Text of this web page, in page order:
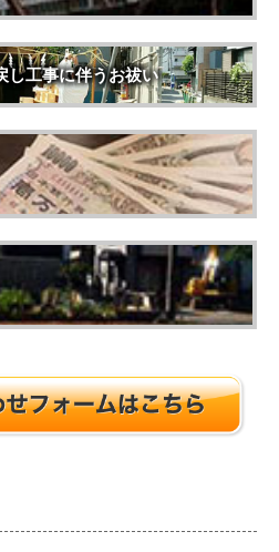
し工事に伴うお祓い